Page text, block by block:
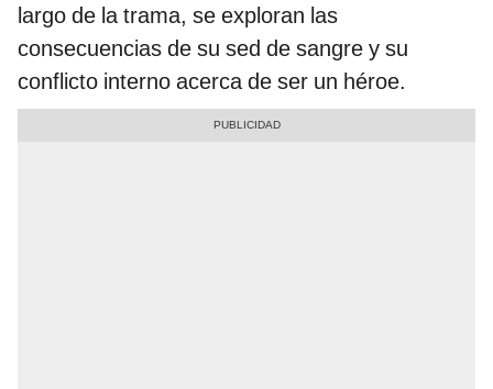
largo de la trama, se exploran las
consecuencias de su sed de sangre y su
conflicto interno acerca de ser un héroe.